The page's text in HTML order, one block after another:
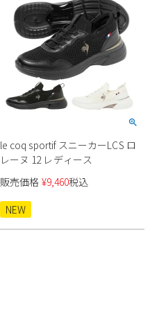
le coq sportif スニーカーLCS ロ
レーヌ 12 レディース
販売価格 ¥9,460税込
NEW